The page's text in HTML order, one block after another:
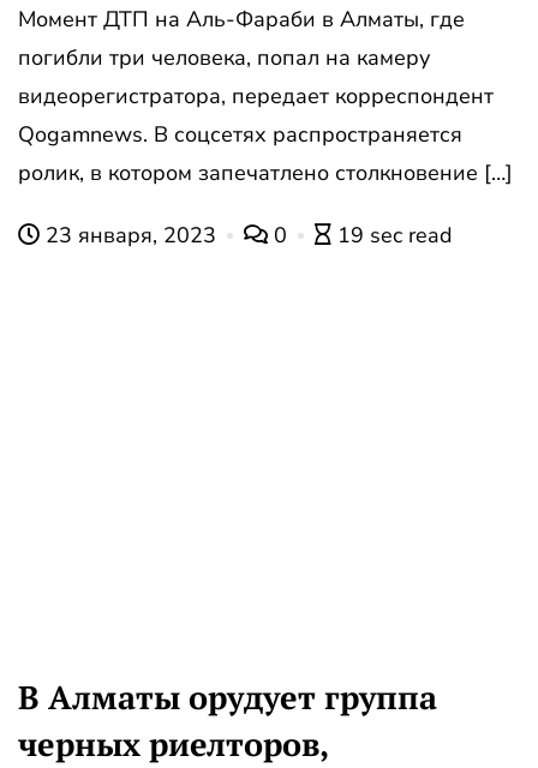
Момент ДТП на Аль-Фараби в Алматы, где
погибли три человека, попал на камеру
видеорегистратора, передает корреспондент
Qogamnews. В соцсетях распространяется
ролик, в котором запечатлено столкновение […]
23 января, 2023 0 19 sec read
В Алматы орудует группа
черных риелторов,